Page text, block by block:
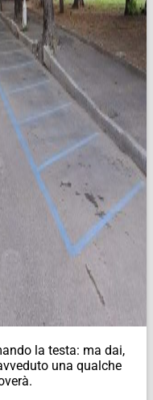
la testa: ma dai,
una qualche